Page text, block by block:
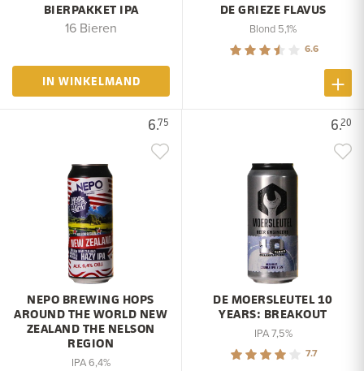
BIERPAKKET IPA
16 Bieren
IN WINKELMAND
DE GRIEZE FLAVUS
Blond 5,1%
6.6
6.75
NEPO BREWING HOPS
AROUND THE WORLD NEW
ZEALAND THE NELSON
REGION
IPA 6,4%
6.20
DE MOERSLEUTEL 10
YEARS: BREAKOUT
IPA 7,5%
7.7